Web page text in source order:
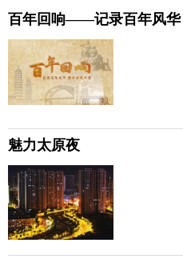
百年回响——记录百年风华
魅力太原夜